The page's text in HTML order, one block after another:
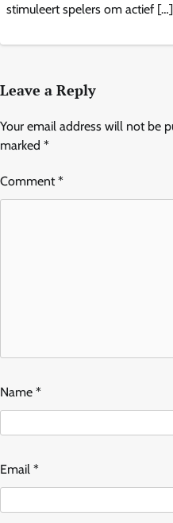
stimuleert spelers om actief […]
Leave a Reply
Your email address will not be
marked *
Comment*
Name *
Email *